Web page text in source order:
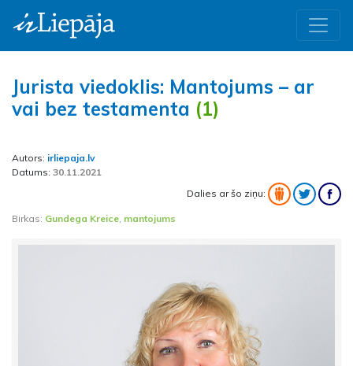
Jurista viedoklis: Mantojums – ar
vai bez testamenta (1)
Autors: irliepaja.lv
Datums: 30.11.2021
Dalies ar šo ziņu:
Birkas: Gundega Kreice mantojums